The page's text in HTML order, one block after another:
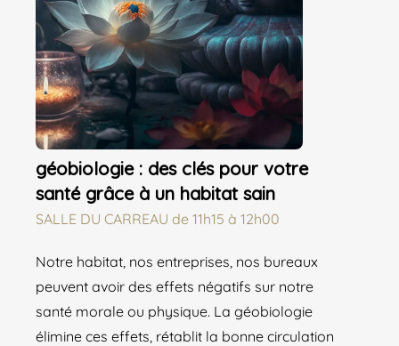
géobiologie : des clés pour votre
santé grâce à un habitat sain
SALLE DU CARREAU de 11h15 à 12h00
Notre habitat, nos entreprises, nos bureaux
peuvent avoir des effets négatifs sur notre
santé morale ou physique. La géobiologie
élimine ces effets, rétablit la bonne circulation